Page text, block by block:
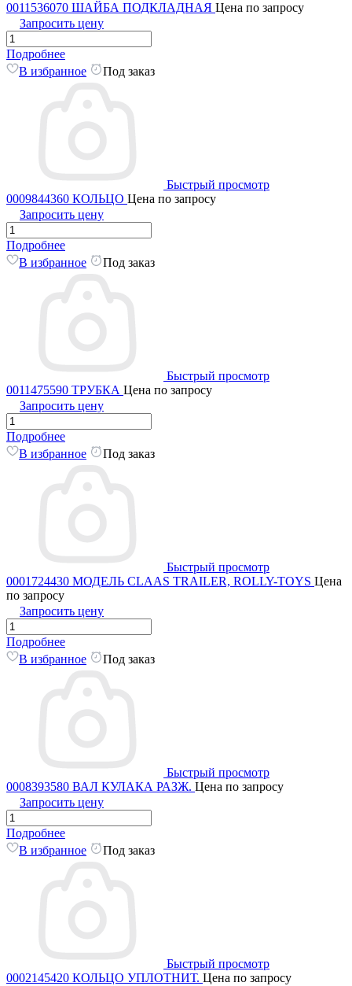
0011536070 ШАЙБА ПОДКЛАДНАЯ Цена по запросу
Запросить цену
Подробнее
В избранное
Под заказ
Быстрый просмотр
0009844360 КОЛЬЦО Цена по запросу
Запросить цену
Подробнее
В избранное
Под заказ
Быстрый просмотр
0011475590 ТРУБКА Цена по запросу
Запросить цену
Подробнее
В избранное
Под заказ
Быстрый просмотр
0001724430 МОДЕЛЬ CLAAS TRAILER, ROLLY-TOYS Цена
по запросу
Запросить цену
Подробнее
В избранное
Под заказ
Быстрый просмотр
0008393580 ВАЛ КУЛАКА РАЗЖ. Цена по запросу
Запросить цену
Подробнее
В избранное
Под заказ
Быстрый просмотр
0002145420 КОЛЬЦО УПЛОТНИТ. Цена по запросу